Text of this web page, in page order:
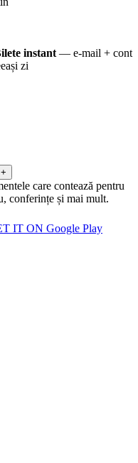
instant — e-mail + cont
zi
+
care contează pentru
conferințe și mai mult.
IT ON Google Play